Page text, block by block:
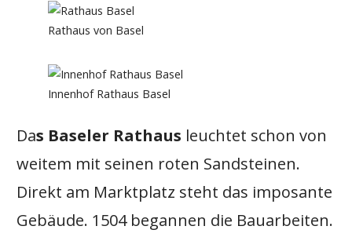
Rathaus von Basel
Innenhof Rathaus Basel
Das Baseler Rathaus leuchtet schon von
weitem mit seinen roten Sandsteinen.
Direkt am Marktplatz steht das imposante
Gebäude. 1504 begannen die Bauarbeiten.